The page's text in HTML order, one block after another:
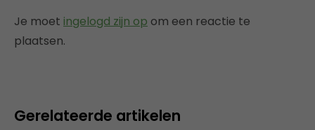
Je moet ingelogd zijn op om een reactie te
plaatsen.
Gerelateerde artikelen